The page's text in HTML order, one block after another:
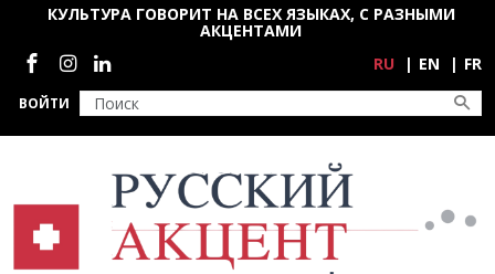
Перейти к основному содержанию
ВОЙТИ
КУЛЬТУРА ГОВОРИТ НА ВСЕХ ЯЗЫКАХ, С РАЗНЫМИ
АКЦЕНТАМИ
Социальные сети
RU EN FR